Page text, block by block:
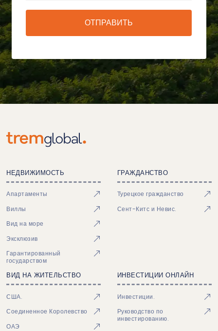
ОТПРАВИТЬ
НЕДВИЖИМОСТЬ
Апартаменты
Виллы
Вид на море
Эксклюзив
Гарантированный
государством
ГРАЖДАНСТВО
Турецкое гражданство
Сент-Китс и Невис.
ВИД НА ЖИТЕЛЬСТВО
США.
Соединенное Королевство
ОАЭ
ИНВЕСТИЦИИ ОНЛАЙН
Инвестиции.
Руководство по
инвестированию.